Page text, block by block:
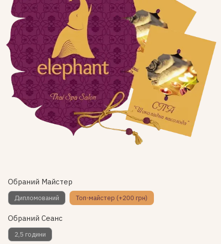
Обраний Майстер
Дипломований Топ-майстер (+200 грн)
Обраний Сеанс
2,5 години